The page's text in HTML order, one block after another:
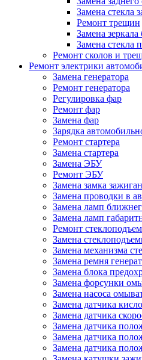
Замена стекла
Ремонт трещин
Замена зеркала
Замена стекла
Ремонт сколов и
Ремонт электрики
Замена генератора
Ремонт генератора
Регулировка фар
Ремонт фар
Замена фар
Зарядка
Ремонт стартера
Замена стартера
Замена ЭБУ
Ремонт ЭБУ
Замена замка
Замена проводки в
Замена ламп
Замена ламп
Ремонт
Замена
Замена механизма
Замена ремня
Замена блока
Замена форсунки
Замена насоса
Замена датчика
Замена датчика
Замена датчика
Замена датчика
Замена датчика